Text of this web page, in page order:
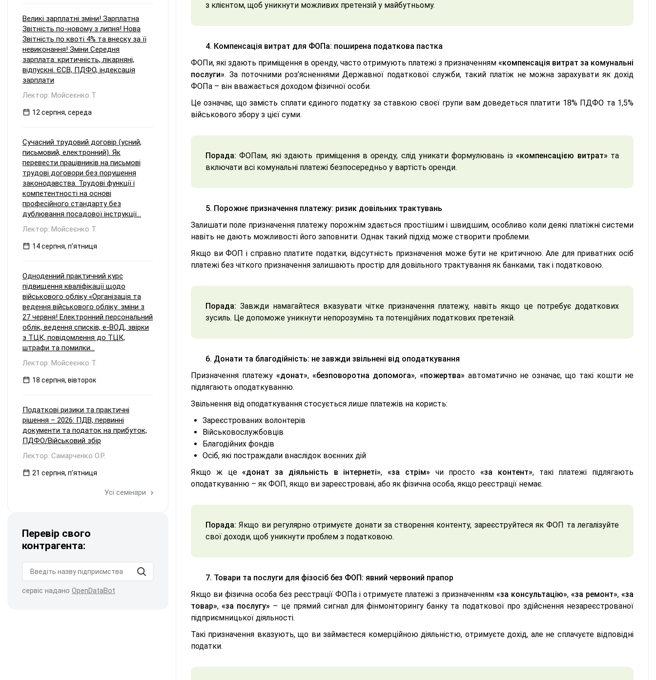
з клієнтом, щоб уникнути можливих претензій у майбутньому.
4. Компенсація витрат для ФОПа: поширена податкова пастка
ФОПи, які здають приміщення в оренду, часто отримують платежі з призначенням «компенсація витрат за комунальні
послуги». За поточними роз’ясненнями Державної податкової служби, такий платіж не можна зарахувати як дохід
ФОПа – він вважається доходом фізичної особи.
Це означає, що замість сплати єдиного податку за ставкою своєї групи вам доведеться платити 18% ПДФО та 1,5%
військового збору з цієї суми.
Порада: ФОПам, які здають приміщення в оренду, слід уникати формулювань із«компенсацією витрат» та
включати всі комунальні платежі безпосередньо у вартість оренди.
5. Порожнє призначення платежу: ризик довільних трактувань
Залишати поле призначення платежу порожнім здається простішим і швидшим, особливо коли деякі платіжні системи
навіть не дають можливості його заповнити. Однак такий підхід може створити проблеми.
Якщо ви ФОП і справно платите податки, відсутність призначення може бути не критичною. Але для приватних осіб
платежі без чіткого призначення залишають простір для довільного трактування як банками, так і податковою.
Порада: Завжди намагайтеся вказувати чітке призначення платежу, навіть якщо це потребує додаткових
зусиль. Це допоможе уникнути непорозумінь та потенційних податкових претензій.
6. Донати та благодійність: не завжди звільнені від оподаткування
Призначення платежу «донат», «безповоротна допомога», «пожертва»автоматично не означає, що такі кошти не
підлягають оподаткуванню.
Звільнення від оподаткування стосується лише платежів на користь:
Зареєстрованих волонтерів
Військовослужбовців
Благодійних фондів
Осіб, які постраждали внаслідок воєнних дій
Якщо ж це«донат за діяльність в інтернеті», «за стрім»чи просто «за контент», такі платежі підлягають
оподаткуванню – як ФОП, якщо ви зареєстровані, або як фізична особа, якщо реєстрації немає.
Порада: Якщо ви регулярно отримуєте донати за створення контенту, зареєструйтеся як ФОП та легалізуйте
свої доходи, щоб уникнути проблем з податковою.
7. Товари та послуги для фізосіб без ФОП: явний червоний прапор
Якщо ви фізична особа без реєстрації ФОПа і отримуєте платежі з призначенням«за консультацію»,«за ремонт», «за
товар»,«за послугу» – це прямий сигнал для фінмоніторингу банку та податкової про здійснення незареєстрованої
підприємницької діяльності.
Такі призначення вказують, що ви займаєтеся комерційною діяльністю, отримуєте дохід, але не сплачуєте відповідні
податки.
Великі зарплатні зміни! Зарплатна
Звітність по-новому з липня! Нова
Звітність по квоті 4% та внеску за її
невиконання! Зміни Середня
зарплата: критичність, лікарняні,
відпускні. ЄСВ, ПДФО, індексація
зарплати
Лектор: Мойсеєнко Т.
12 серпня, середа
Сучасний трудовий договір (усний,
письмовий, електронний). Як
перевести працівників на письмові
трудові договори без порушення
законодавства. Трудові функції і
компетентності на основі
професійного стандарту без
дублювання посадової інструкції...
Лектор: Мойсеєнко Т.
14 серпня, пʼятниця
Одноденний практичний курс
підвищення кваліфікації щодо
військового обліку «Організація та
ведення військового обліку: зміни з
27 червня! Електронний персональний
облік, ведення списків, е-ВОД, звірки
з ТЦК, повідомлення до ТЦК,
штрафи та помилки...
Лектор: Мойсеєнко Т.
18 серпня, вівторок
Податкові ризики та практичні
рішення – 2026: ПДВ, первинні
документи та податок на прибуток,
ПДФО/Військовий збір
Лектор: Самарченко О.Р.
21 серпня, пʼятниця
Усі семінари
Перевір свого
контрагента:
сервіс надано OpenDataBot